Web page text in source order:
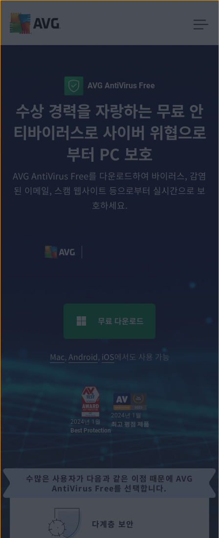
AVG AntiVirus Free
수상 경력을 자랑하는 무료 안
티바이러스로 사이버 위협으로
부터 PC 보호
AVG AntiVirus Free를 다운로드하여 바이러스, 감염
된 이메일, 스캠 웹사이트 등으로부터 실시간으로 보
호하세요.
무료 다운로드
Mac, Android, iOS에서도 사용 가능
2024년 1월
Best Protection
2024년 1월
최고 평점 제품
수많은 사용자가 다음과 같은 이점 때문에 AVG
AntiVirus Free를 선택합니다.
다계층 보안